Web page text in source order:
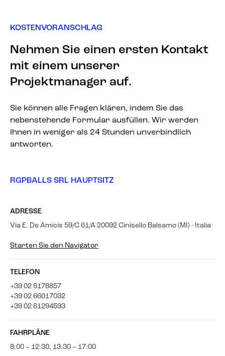
KOSTENVORANSCHLAG
Nehmen Sie einen ersten Kontakt
mit einem unserer
Projektmanager auf.
Sie können alle Fragen klären, indem Sie das
nebenstehende Formular ausfüllen. Wir werden
Ihnen in weniger als 24 Stunden unverbindlich
antworten.
RGPBALLS SRL HAUPTSITZ
ADRESSE
Via E. De Amicis 59/C 61/A 20092 Cinisello Balsamo (MI) - Italia
Starten Sie den Navigator
TELEFON
+39 02 6178857
+39 02 66017032
+39 02 61294593
FAHRPLÄNE
8:00 – 12:30, 13:30 – 17:00